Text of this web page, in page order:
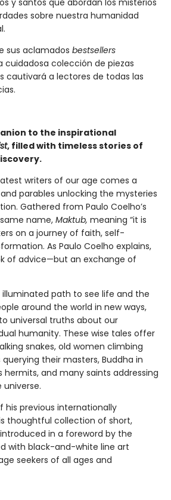
y santos que abordan los misterios
sobre nuestra humanidad
sus aclamados bestsellers
cuidadosa colección de piezas
cautivará a lectores de todas las
to the inspirational
, filled with timeless stories of
writers of our age comes a
parables unlocking the mysteries
Gathered from Paulo Coelho’s
name, Maktub, meaning “it is
on a journey of faith, self-
As Paulo Coelho explains,
of advice—but an exchange of
path to see life and the
around the world in new ways,
universal truths about our
humanity. These wise tales offer
snakes, old women climbing
their masters, Buddha in
hermits, and many saints addressing
his previous internationally
thoughtful collection of short,
in a foreword by the
with black-and-white line art
seekers of all ages and